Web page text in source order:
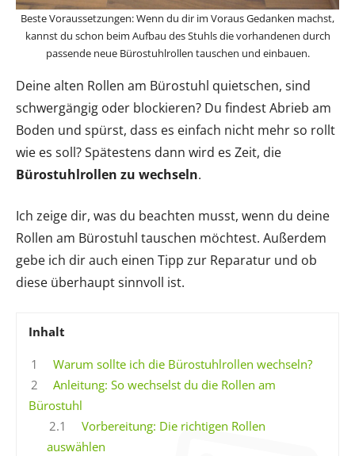
Beste Voraussetzungen: Wenn du dir im Voraus Gedanken machst,
kannst du schon beim Aufbau des Stuhls die vorhandenen durch
passende neue Bürostuhlrollen tauschen und einbauen.
Deine alten Rollen am Bürostuhl quietschen, sind
schwergängig oder blockieren? Du findest Abrieb am
Boden und spürst, dass es einfach nicht mehr so rollt
wie es soll? Spätestens dann wird es Zeit, die
Bürostuhlrollen zu wechseln.
Ich zeige dir, was du beachten musst, wenn du deine
Rollen am Bürostuhl tauschen möchtest. Außerdem
gebe ich dir auch einen Tipp zur Reparatur und ob
diese überhaupt sinnvoll ist.
Inhalt
1
Warum sollte ich die Bürostuhlrollen wechseln?
2
Anleitung: So wechselst du die Rollen am
Bürostuhl
2.1
Vorbereitung: Die richtigen Rollen
auswählen